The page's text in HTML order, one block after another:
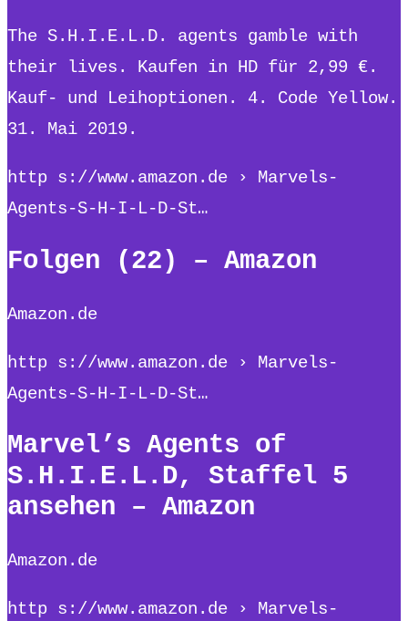
The S.H.I.E.L.D. agents gamble with
their lives. Kaufen in HD für 2,99 €.
Kauf- und Leihoptionen. 4. Code Yellow.
31. Mai 2019.
http s://www.amazon.de › Marvels-
Agents-S-H-I-L-D-St…
Folgen (22) – Amazon
Amazon.de
http s://www.amazon.de › Marvels-
Agents-S-H-I-L-D-St…
Marvel’s Agents of
S.H.I.E.L.D, Staffel 5
ansehen – Amazon
Amazon.de
http s://www.amazon.de › Marvels-